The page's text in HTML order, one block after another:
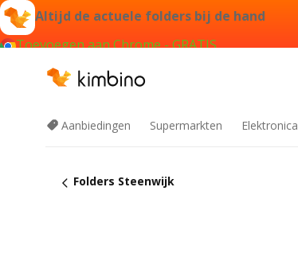
Altijd de actuele folders bij de hand
Toevoegen aan Chrome - GRATIS
Aanbiedingen Supermarkten Elektronica
Folders Steenwijk